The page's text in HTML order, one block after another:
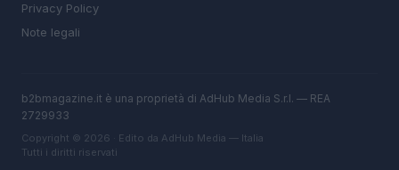
Privacy Policy
Note legali
b2bmagazine.it è una proprietà di AdHub Media S.r.l. — REA
2729933
Copyright © 2026 · Edito da AdHub Media — Italia
Tutti i diritti riservati